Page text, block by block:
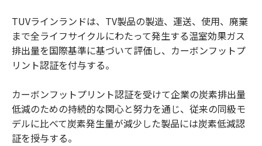
TUVラインランドは、TV製品の製造、運送、使用、廃棄
まで全ライフサイクルにわたって発生する温室効果ガス
排出量を国際基準に基づいて評価し、カーボンフットプ
リント認証を付与する。
カーボンフットプリント認証を受けて企業の炭素排出量
低減のための持続的な関心と努力を通じ、従来の同級モ
デルに比べて炭素発生量が減少した製品には炭素低減認
証を授与する。